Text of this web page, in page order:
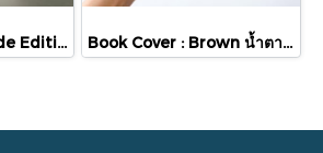
Storationship Pride Edition การ์ดเปิดบทสนทนาที่จะทำให้ทุกคนกล้าเป็นตัวเองอย่างภาคภูมิใจ / BASE PLAYHOUSE Book Cover : Brown น้ำตาล / Folio / ปกหนังสือกันน้ำ ผลิตจากกระดาษทำความสะอาดได้